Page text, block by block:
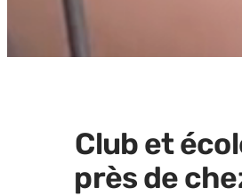
Club et
près de